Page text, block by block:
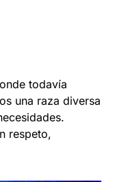
todavía
una raza diversa
respeto,